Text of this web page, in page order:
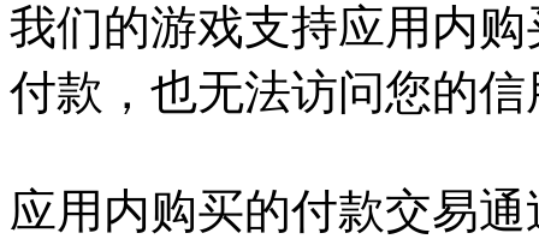
我们的游戏支持应用内
付款，也无法访问您的
应用内购买的付款交易通